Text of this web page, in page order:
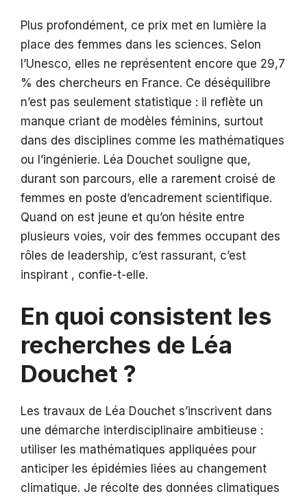
Plus profondément, ce prix met en lumière la
place des femmes dans les sciences. Selon
l’Unesco, elles ne représentent encore que 29,7
% des chercheurs en France. Ce déséquilibre
n’est pas seulement statistique : il reflète un
manque criant de modèles féminins, surtout
dans des disciplines comme les mathématiques
ou l’ingénierie. Léa Douchet souligne que,
durant son parcours, elle a rarement croisé de
femmes en poste d’encadrement scientifique.
Quand on est jeune et qu’on hésite entre
plusieurs voies, voir des femmes occupant des
rôles de leadership, c’est rassurant, c’est
inspirant , confie-t-elle.
En quoi consistent les
recherches de Léa
Douchet ?
Les travaux de Léa Douchet s’inscrivent dans
une démarche interdisciplinaire ambitieuse :
utiliser les mathématiques appliquées pour
anticiper les épidémies liées au changement
climatique. Je récolte des données climatiques